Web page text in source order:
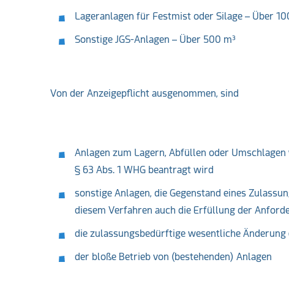
Lageranlagen für Festmist oder Silage – Über
Sonstige JGS-Anlagen – Über 500 m³
Von der Anzeigepflicht ausgenommen, sind
Anlagen zum Lagern, Abfüllen oder
§ 63 Abs. 1 WHG beantragt wird
sonstige Anlagen, die Gegenstand eines
diesem Verfahren auch die Erfüllung der
die zulassungsbedürftige wesentliche
der bloße Betrieb von (bestehenden) Anlagen